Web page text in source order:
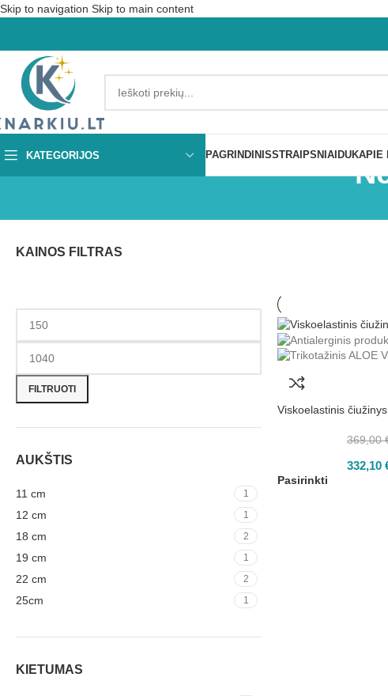
Skip to navigation Skip to main content
KATEGORIJOS PAGRINDINISSTRAIPSNIAI DUKAPIE
KAINOS FILTRAS
FILTRUOTI
AUKŠTIS
11 cm 1
12 cm 1
18 cm 2
19 cm 1
22 cm 2
25cm 1
KIETUMAS
Viskoelastinis
369,00
332,10
Pasirinkti